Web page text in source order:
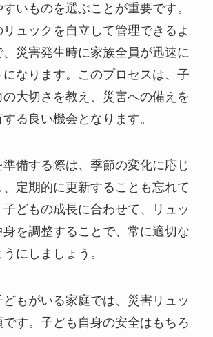
いものを選ぶことが重要です。
ュックを自立して管理できるよ
、災害発生時に家族全員が迅速に
なります。このプロセスは、子
の大切さを教え、災害への備えを
る良い機会となります。
準備する際は、季節の変化に応じ
定期的に更新することも忘れて
どもの成長に合わせて、リュッ
を調整することで、常に適切な
にしましょう。
もがいる家庭では、災害リュッ
す。子ども自身の安全はもちろ